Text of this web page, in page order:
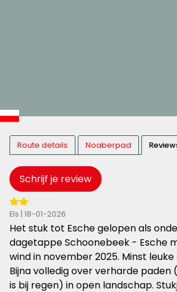
Route details Noaberpad
Schrijf je review
2
van
de
5
sterren
Els | 18-01-2026
Het stuk tot Esche gelopen als
dagetappe Schoonebeek - Esche
wind in november 2025. Minst
Bijna volledig over verharde paden
is bij regen) in open landschap.